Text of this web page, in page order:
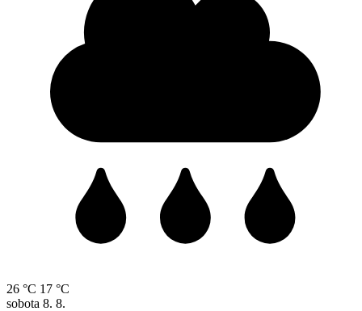
26 °C 17 °C
sobota 8. 8.